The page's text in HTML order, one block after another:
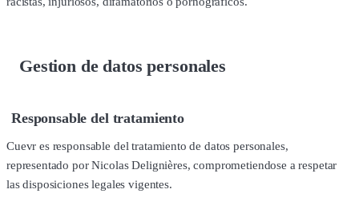
Gestion de datos personales
Responsable del tratamiento
Cuevr es responsable del tratamiento de datos personales,
representado por Nicolas Delignières, comprometiendose a respetar
las disposiciones legales vigentes.